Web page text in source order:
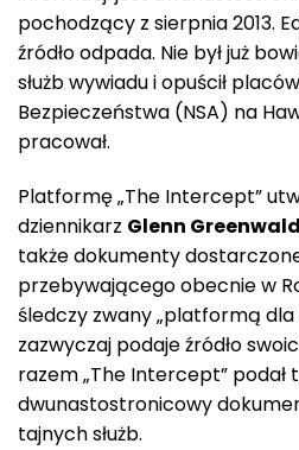
pochodzący z sierpnia 2013.
źródło odpada. Nie był już
służb wywiadu i opuścił
Bezpieczeństwa (NSA) na
pracował.
Platformę „The Intercept”
dziennikarz Glenn Greenwald
także dokumenty
przebywającego obecnie w
śledczy zwany „platformą
zazwyczaj podaje źródło
razem „The Intercept” podał
dwunastostronicowy
tajnych służb.